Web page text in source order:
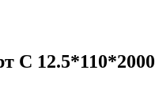
C 12.5*110*2000